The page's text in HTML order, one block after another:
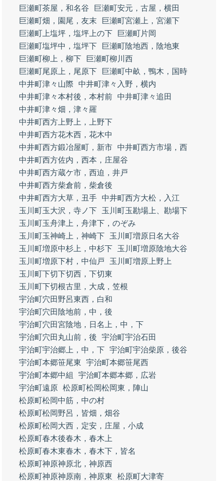
巨瀬町茶屋，和名谷
巨瀬町安元，古屋，横田
巨瀬町畑，園尾，友末
巨瀬町宮瀬上，宮瀬下
巨瀬町上塩坪，塩坪上の下
巨瀬町片岡
巨瀬町塩坪中，塩坪下
巨瀬町陰地西，陰地東
巨瀬町柳上，柳下
巨瀬町柳川西
巨瀬町尾原上，尾原下
巨瀬町中畝，鴨木，国時
中井町津々山際
中井町津々入野，横内
中井町津々本村後，本村前
中井町津々追田
中井町津々畑，津々羅
中井町西方上野上，上野下
中井町西方花木西，花木中
中井町西方鍛冶屋町，新市
中井町西方市場，西
中井町西方佐内，西本，庄屋谷
中井町西方蔵ケ市，西迫，井戸
中井町西方柴倉前，柴倉後
中井町西方大草，丑手
中井町西方大松，入江
玉川町玉大沢，寺ノ下
玉川町玉勘場上、勘場下
玉川町玉舟津上，舟津下，のぞみ
玉川町玉神崎上，神崎下
玉川町増原日名大谷
玉川町増原中杉上，中杉下
玉川町増原陰地大谷
玉川町増原下村，中仙戸
玉川町増原上野上
玉川町下切下切西，下切東
玉川町下切根古里，大成，笠根
宇治町穴田野呂東西，白和
宇治町穴田陰地前，中，後
宇治町穴田宮陰地，日名上，中，下
宇治町穴田丸山前，後
宇治町宇治石田
宇治町宇治郷上，中，下 宇治町宇治柴原，後谷
宇治町本郷笹尾東
宇治町本郷笹尾西
宇治町本郷中組
宇治町本郷本郷，広岩
宇治町遠原 松原町松岡松岡東，陣山
松原町松岡中筋，中の村
松原町松岡野呂，皆畑，畑谷
松原町松岡大西，定安，庄屋，小成
松原町春木後春木，春木上
松原町春木東春木，春木下，皆名
松原町神原神原北，神原西
松原町神原神原南，神原東
松原町大津寄